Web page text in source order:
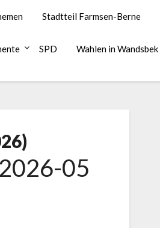
Stadtteil Farmsen-Berne
SPD Wahlen in Wandsbek
05